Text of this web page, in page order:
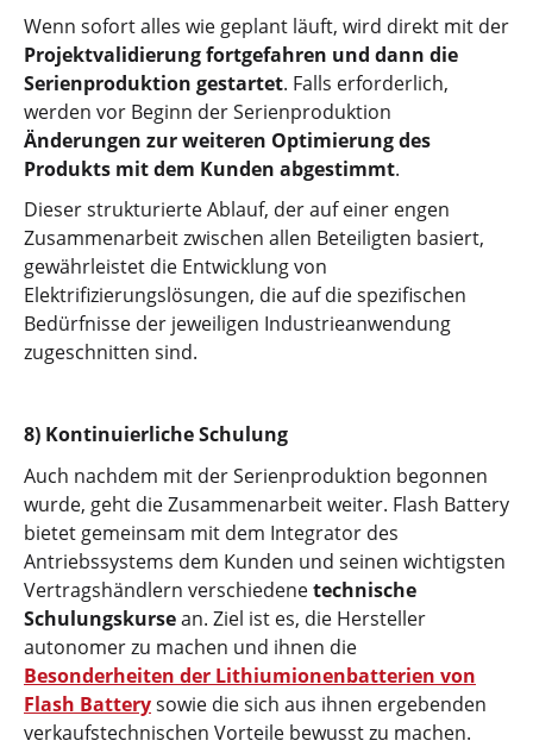
Wenn sofort alles wie geplant läuft, wird direkt mit der
Projektvalidierung fortgefahren und dann die
Serienproduktion gestartet. Falls erforderlich,
werden vor Beginn der Serienproduktion
Änderungen zur weiteren Optimierung des
Produkts mit dem Kunden abgestimmt.
Dieser strukturierte Ablauf, der auf einer engen
Zusammenarbeit zwischen allen Beteiligten basiert,
gewährleistet die Entwicklung von
Elektrifizierungslösungen, die auf die spezifischen
Bedürfnisse der jeweiligen Industrieanwendung
zugeschnitten sind.
8) Kontinuierliche Schulung
Auch nachdem mit der Serienproduktion begonnen
wurde, geht die Zusammenarbeit weiter. Flash Battery
bietet gemeinsam mit dem Integrator des
Antriebssystems dem Kunden und seinen wichtigsten
Vertragshändlern verschiedenetechnische
Schulungskursean. Ziel ist es, die Hersteller
autonomer zu machen und ihnen die
Besonderheiten der Lithiumionenbatterien von
Flash Batterysowie die sich aus ihnen ergebenden
verkaufstechnischen Vorteile bewusst zu machen.